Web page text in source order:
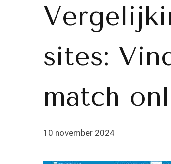
sites:
match
10 november 2024